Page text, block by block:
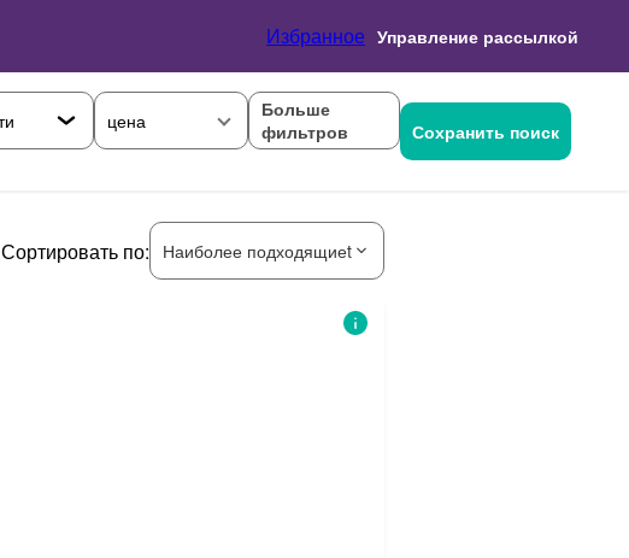
Избранное Управление рассылкой
цена
Больше
фильтров
Сохранить поиск
Сортировать по: Наиболее подходящиеt